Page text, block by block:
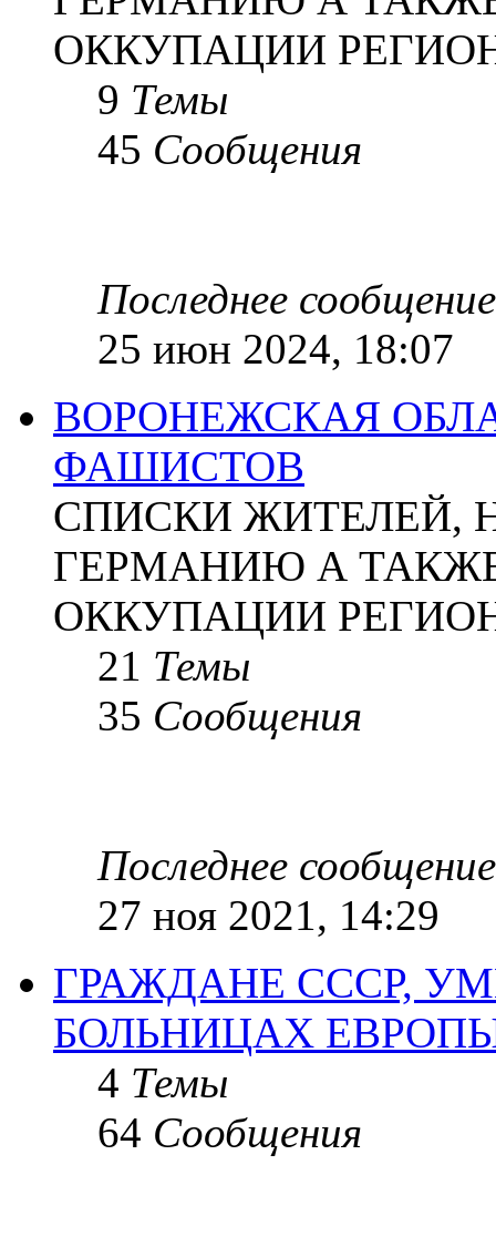
ОККУПАЦИИ
9 Темы
45 Сообщения
Последнее сообщение
25 июн 2024, 18:07
ВОРОНЕЖСКАЯ
ФАШИСТОВ
СПИСКИ ЖИТЕЛЕЙ,
ГЕРМАНИЮ А
ОККУПАЦИИ
21 Темы
35 Сообщения
Последнее сообщение
27 ноя 2021, 14:29
ГРАЖДАНЕ СССР,
БОЛЬНИЦАХ
4 Темы
64 Сообщения